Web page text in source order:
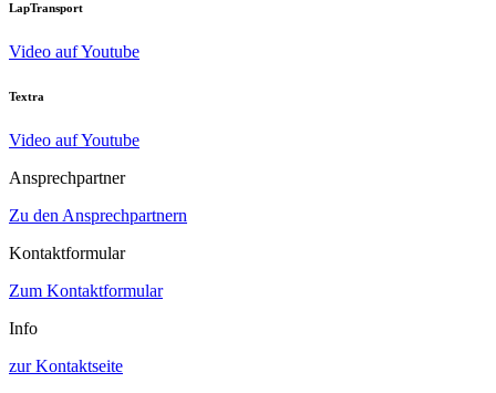
LapTransport
Video auf Youtube
Textra
Video auf Youtube
Ansprechpartner
Zu den Ansprechpartnern
Kontaktformular
Zum Kontaktformular
Info
zur Kontaktseite